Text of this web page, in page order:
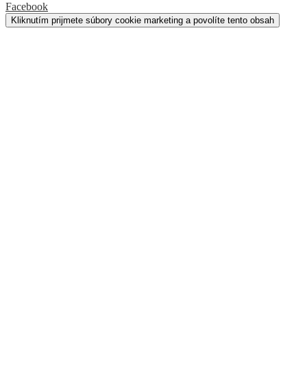
Facebook
Kliknutím prijmete súbory cookie marketing a povolíte tento obsah